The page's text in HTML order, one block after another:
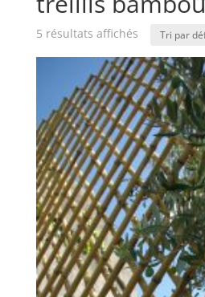
5 résultats affichés